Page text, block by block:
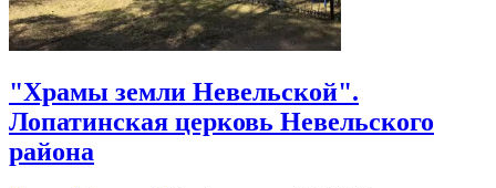
"Храмы земли Невельской".
Лопатинская церковь Невельского
района